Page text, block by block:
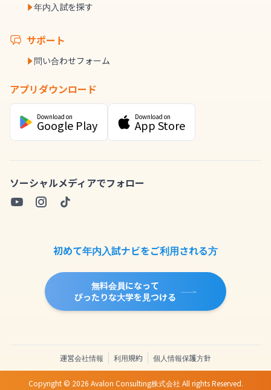
年内入試を探す
サポート
問い合わせフォーム
アプリダウンロード
Download on
Google Play
Download on
App Store
ソーシャルメディアでフォロー
初めて年内入試ナビをご利用される方
無料会員になって
ぴったりな大学を見つける
運営会社情報 利用規約 個人情報保護方針
Copyright © 2026 Avalon Consulting株式会社 All rights Reserved.